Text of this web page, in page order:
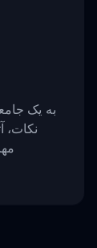
به یک
نکات،